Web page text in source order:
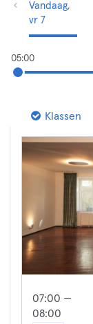
Vandaag,
vr 7
05:00
Klassen
07:00 —
08:00